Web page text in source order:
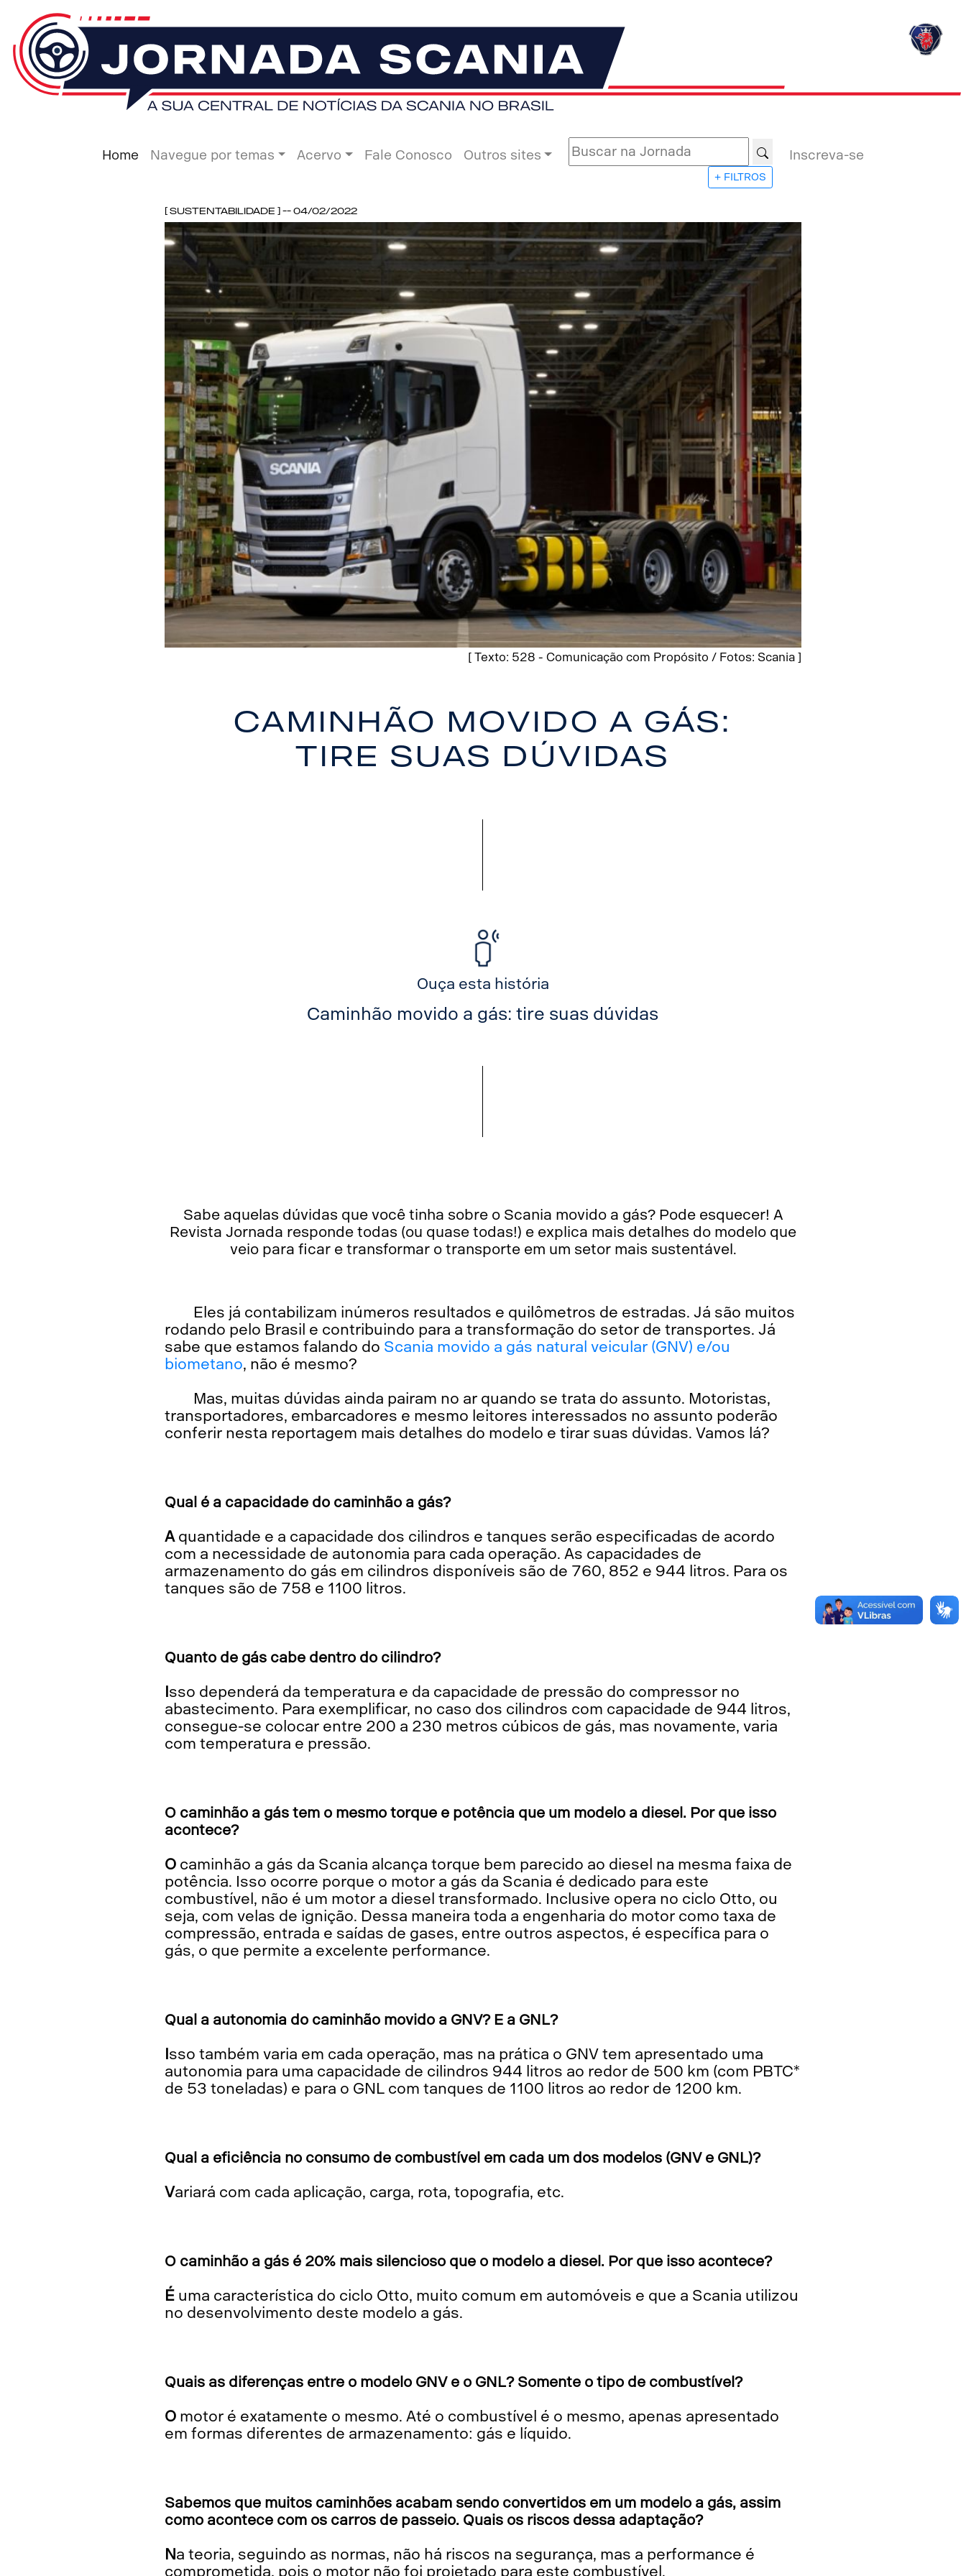
Home Navegue por temas Acervo Fale Conosco Outros sites
+ FILTROS
Inscreva-se
[ Sustentabilidade ] -- 04/02/2022
[ Texto: 528 - Comunicação com Propósito / Fotos: Scania ]
Caminhão movido a gás:
tire suas dúvidas
Ouça esta história
Caminhão movido a gás: tire suas dúvidas
Sabe aquelas dúvidas que você tinha sobre o Scania movido a gás? Pode esquecer! A
Revista Jornada responde todas (ou quase todas!) e explica mais detalhes do modelo que
veio para ficar e transformar o transporte em um setor mais sustentável.
Eles já contabilizam inúmeros resultados e quilômetros de estradas. Já são muitos
rodando pelo Brasil e contribuindo para a transformação do setor de transportes. Já
sabe que estamos falando do Scania movido a gás natural veicular (GNV) e/ou
biometano, não é mesmo?
Mas, muitas dúvidas ainda pairam no ar quando se trata do assunto. Motoristas,
transportadores, embarcadores e mesmo leitores interessados no assunto poderão
conferir nesta reportagem mais detalhes do modelo e tirar suas dúvidas. Vamos lá?
Qual é a capacidade do caminhão a gás?
A quantidade e a capacidade dos cilindros e tanques serão especificadas de acordo
com a necessidade de autonomia para cada operação. As capacidades de
armazenamento do gás em cilindros disponíveis são de 760, 852 e 944 litros. Para os
tanques são de 758 e 1100 litros.
Quanto de gás cabe dentro do cilindro?
Isso dependerá da temperatura e da capacidade de pressão do compressor no
abastecimento. Para exemplificar, no caso dos cilindros com capacidade de 944 litros,
consegue-se colocar entre 200 a 230 metros cúbicos de gás, mas novamente, varia
com temperatura e pressão.
O caminhão a gás tem o mesmo torque e potência que um modelo a diesel. Por que isso
acontece?
O caminhão a gás da Scania alcança torque bem parecido ao diesel na mesma faixa de
potência. Isso ocorre porque o motor a gás da Scania é dedicado para este
combustível, não é um motor a diesel transformado. Inclusive opera no ciclo Otto, ou
seja, com velas de ignição. Dessa maneira toda a engenharia do motor como taxa de
compressão, entrada e saídas de gases, entre outros aspectos, é específica para o
gás, o que permite a excelente performance.
Qual a autonomia do caminhão movido a GNV? E a GNL?
Isso também varia em cada operação, mas na prática o GNV tem apresentado uma
autonomia para uma capacidade de cilindros 944 litros ao redor de 500 km (com PBTC*
de 53 toneladas) e para o GNL com tanques de 1100 litros ao redor de 1200 km.
Qual a eficiência no consumo de combustível em cada um dos modelos (GNV e GNL)?
Variará com cada aplicação, carga, rota, topografia, etc.
O caminhão a gás é 20% mais silencioso que o modelo a diesel. Por que isso acontece?
É uma característica do ciclo Otto, muito comum em automóveis e que a Scania utilizou
no desenvolvimento deste modelo a gás.
Quais as diferenças entre o modelo GNV e o GNL? Somente o tipo de combustível?
O motor é exatamente o mesmo. Até o combustível é o mesmo, apenas apresentado
em formas diferentes de armazenamento: gás e líquido.
Sabemos que muitos caminhões acabam sendo convertidos em um modelo a gás, assim
como acontece com os carros de passeio. Quais os riscos dessa adaptação?
Na teoria, seguindo as normas, não há riscos na segurança, mas a performance é
comprometida, pois o motor não foi projetado para este combustível.